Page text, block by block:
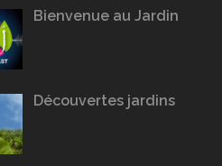
Bienvenue au Jardin
Découvertes jardins